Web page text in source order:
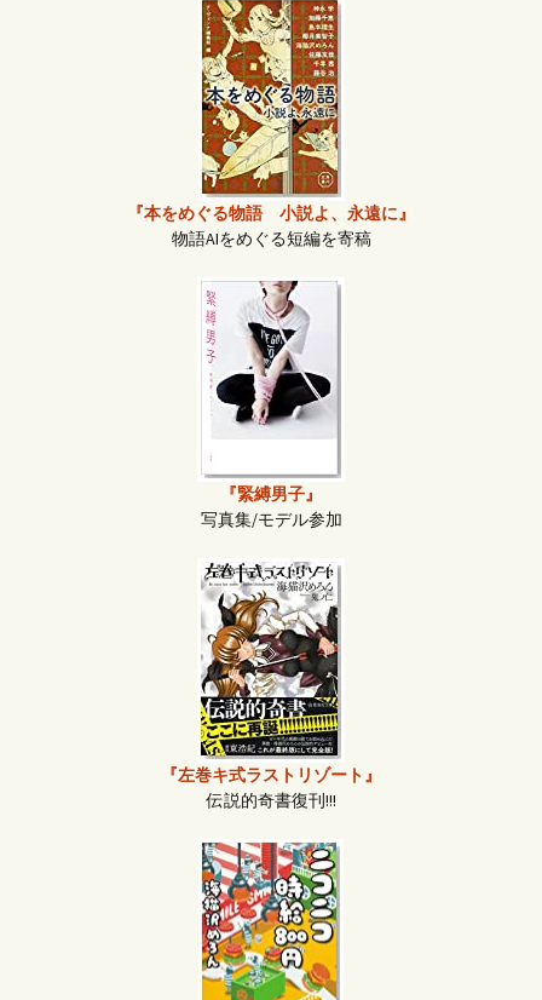
『本をめぐる物語 小説よ、永遠に』
物語AIをめぐる短編を寄稿
『緊縛男子』
写真集/モデル参加
『左巻キ式ラストリゾート』
伝説的奇書復刊!!!